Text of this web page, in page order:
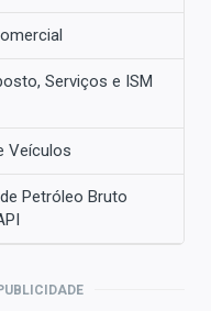
Serviços e ISM
Veículos
Petróleo Bruto